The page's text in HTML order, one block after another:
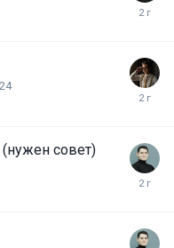
совет)